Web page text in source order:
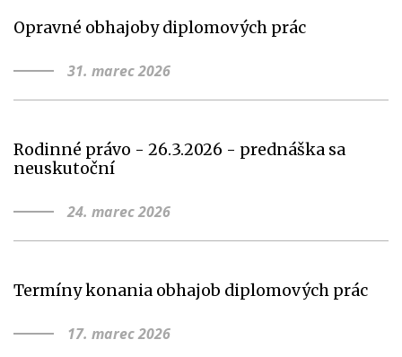
Opravné obhajoby diplomových prác
31. marec 2026
Rodinné právo - 26.3.2026 - prednáška sa
neuskutoční
24. marec 2026
Termíny konania obhajob diplomových prác
17. marec 2026